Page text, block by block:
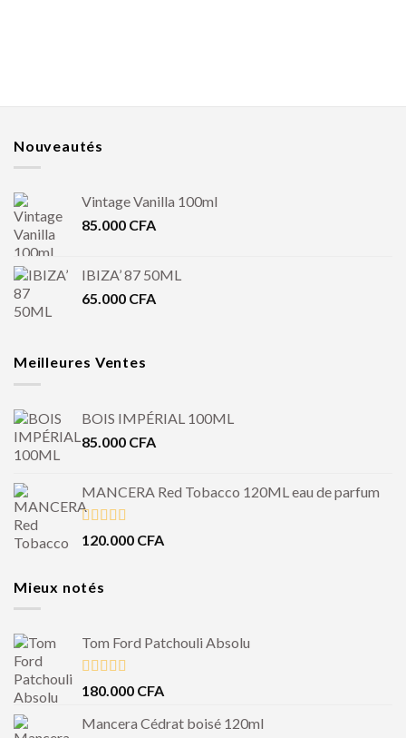
Nouveautés
Vintage Vanilla 100ml
85.000 CFA
IBIZA’ 87 50ML
65.000 CFA
Meilleures Ventes
BOIS IMPÉRIAL 100ML
85.000 CFA
MANCERA Red Tobacco 120ML eau de parfum
Note4.50
120.000 CFA
Mieux notés
Tom Ford Patchouli Absolu
Note5.00
180.000 CFA
Mancera Cédrat boisé 120ml